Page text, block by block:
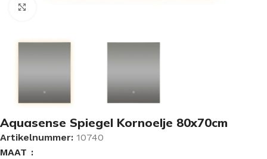
Aquasense Spiegel Kornoelje 80x70cm
Artikelnummer: 10740
MAAT